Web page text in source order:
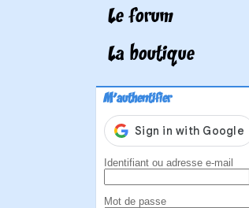
Le forum
La boutique
M'authentifier
Identifiant ou adresse e-mail
Mot de passe